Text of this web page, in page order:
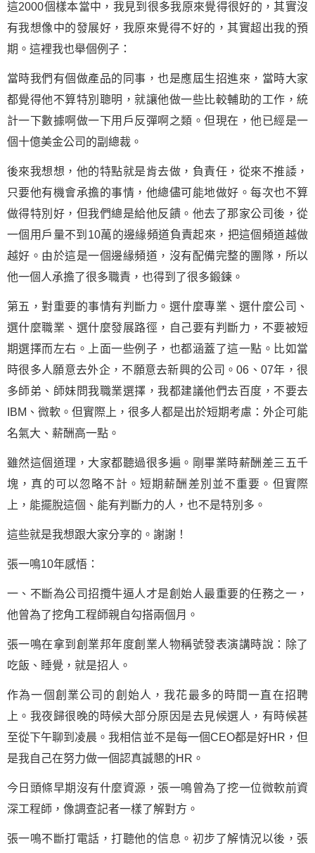
這2000個樣本當中，我見到很多我原來覺得很好的，其實沒
有我想像中的發展好，我原來覺得不好的，其實超出我的預
期。這裡我也舉個例子：
當時我們有個做產品的同事，也是應屆生招進來，當時大家
都覺得他不算特別聰明，就讓他做一些比較輔助的工作，統
計一下數據啊做一下用戶反彈啊之類。但現在，他已經是一
個十億美金公司的副總裁。
後來我想想，他的特點就是肯去做，負責任，從來不推諉，
只要他有機會承擔的事情，他總儘可能地做好。每次也不算
做得特別好，但我們總是給他反饋。他去了那家公司後，從
一個用戶量不到10萬的邊緣頻道負責起來，把這個頻道越做
越好。由於這是一個邊緣頻道，沒有配備完整的團隊，所以
他一個人承擔了很多職責，也得到了很多鍛鍊。
第五，對重要的事情有判斷力。選什麼專業、選什麼公司、
選什麼職業、選什麼發展路徑，自己要有判斷力，不要被短
期選擇而左右。上面一些例子，也都涵蓋了這一點。比如當
時很多人願意去外企，不願意去新興的公司。06、07年，很
多師弟、師妹問我職業選擇，我都建議他們去百度，不要去
IBM、微軟。但實際上，很多人都是出於短期考慮：外企可能
名氣大、薪酬高一點。
雖然這個道理，大家都聽過很多遍。剛畢業時薪酬差三五千
塊，真的可以忽略不計。短期薪酬差別並不重要。但實際
上，能擺脫這個、能有判斷力的人，也不是特別多。
這些就是我想跟大家分享的。謝謝！
張一鳴10年感悟：
一、不斷為公司招攬牛逼人才是創始人最重要的任務之一，
他曾為了挖角工程師親自勾搭兩個月。
張一鳴在拿到創業邦年度創業人物稱號發表演講時說：除了
吃飯、睡覺，就是招人。
作為一個創業公司的創始人，我花最多的時間一直在招聘
上。我夜歸很晚的時候大部分原因是去見候選人，有時候甚
至從下午聊到凌晨。我相信並不是每一個CEO都是好HR，但
是我自己在努力做一個認真誠懇的HR。
今日頭條早期沒有什麼資源，張一鳴曾為了挖一位微軟前資
深工程師，像調查記者一樣了解對方。
張一鳴不斷打電話，打聽他的信息。初步了解情況以後，張